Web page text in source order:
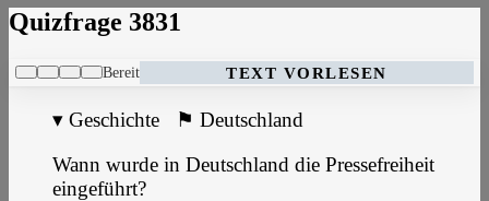
Quizfrage 3831
Bereit TEXT VORLESEN
▾ Geschichte ⚑ Deutschland
Wann wurde in Deutschland die Pressefreiheit
eingeführt?